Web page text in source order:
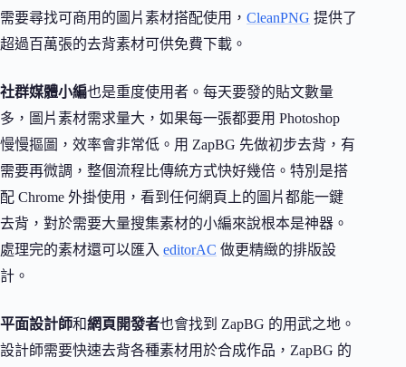
需要尋找可商用的圖片素材搭配使用， CleanPNG 提供了
超過百萬張的去背素材可供免費下載。
社群媒體小編也是重度使用者。每天要發的貼文數量
多，圖片素材需求量大，如果每一張都要用 Photoshop
慢慢摳圖，效率會非常低。用 ZapBG 先做初步去背，有
需要再微調，整個流程比傳統方式快好幾倍。特別是搭
配 Chrome 外掛使用，看到任何網頁上的圖片都能一鍵
去背，對於需要大量搜集素材的小編來說根本是神器。
處理完的素材還可以匯入 editorAC 做更精緻的排版設
計。
平面設計師和網頁開發者也會找到 ZapBG 的用武之地。
設計師需要快速去背各種素材用於合成作品，ZapBG 的